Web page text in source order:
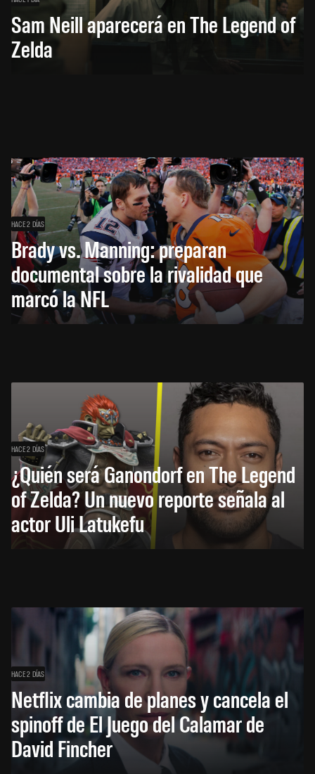
Sam Neill aparecerá en The Legend of
Zelda
HACE 2 DÍAS
Brady vs. Manning: preparan
documental sobre la rivalidad que
marcó la NFL
HACE 2 DÍAS
¿Quién será Ganondorf en The Legend
of Zelda? Un nuevo reporte señala al
actor Uli Latukefu
HACE 2 DÍAS
Netflix cambia de planes y cancela el
spinoff de El Juego del Calamar de
David Fincher